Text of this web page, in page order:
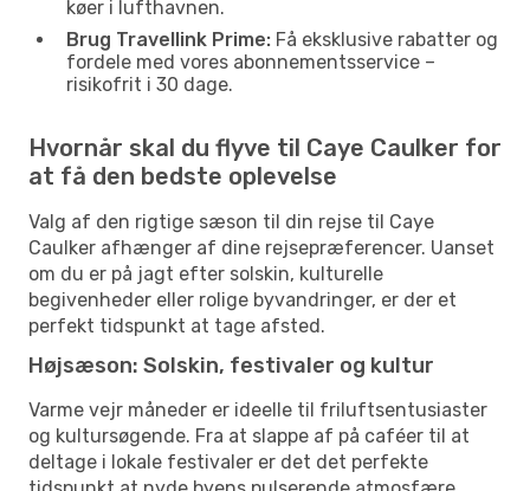
køer i lufthavnen.
Brug Travellink Prime: Få eksklusive rabatter og
fordele med vores abonnementsservice –
risikofrit i 30 dage.
Hvornår skal du flyve til Caye Caulker for
at få den bedste oplevelse
Valg af den rigtige sæson til din rejse til Caye
Caulker afhænger af dine rejsepræferencer. Uanset
om du er på jagt efter solskin, kulturelle
begivenheder eller rolige byvandringer, er der et
perfekt tidspunkt at tage afsted.
Højsæson: Solskin, festivaler og kultur
Varme vejr måneder er ideelle til friluftsentusiaster
og kultursøgende. Fra at slappe af på caféer til at
deltage i lokale festivaler er det det perfekte